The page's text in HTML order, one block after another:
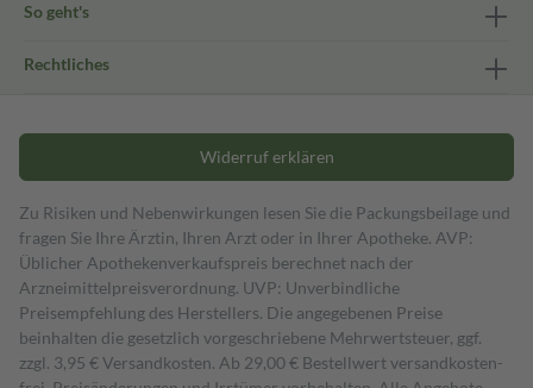
So geht's
Rechtliches
Widerruf erklären
Zu Risiken und Nebenwirkungen lesen Sie die Packungsbeilage und
fragen Sie Ihre Ärztin, Ihren Arzt oder in Ihrer Apotheke. AVP:
Üblicher Apothekenverkaufspreis berechnet nach der
Arzneimittelpreisverordnung. UVP: Unverbindliche
Preisempfehlung des Herstellers. Die angegebenen Preise
beinhalten die gesetzlich vorgeschriebene Mehrwertsteuer, ggf.
zzgl. 3,95 € Versandkosten. Ab 29,00 € Bestell­wert versand­kosten­